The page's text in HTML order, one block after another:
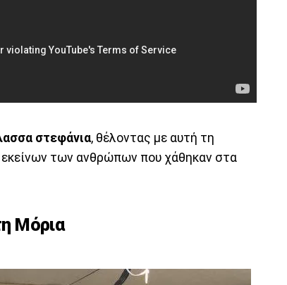
στεφάνια, θέλοντας με αυτή τη
εκείνων των ανθρώπων που χάθηκαν στα
Μόρια